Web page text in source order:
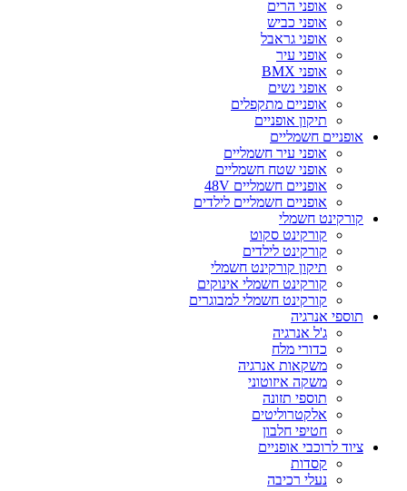
אופני הרים
אופני כביש
אופני גראבל
אופני עיר
אופני BMX
אופני נשים
אופניים מתקפלים
תיקון אופניים
אופניים חשמליים
אופני עיר חשמליים
אופני שטח חשמליים
אופניים חשמליים 48V
אופניים חשמליים לילדים
קורקינט חשמלי
קורקינט סקוט
קורקינט לילדים
תיקון קורקינט חשמלי
קורקינט חשמלי אינוקים
קורקינט חשמלי למבוגרים
תוספי אנרגיה
ג'ל אנרגיה
כדורי מלח
משקאות אנרגיה
משקה איזוטוני
תוספי תזונה
אלקטרוליטים
חטיפי חלבון
ציוד לרוכבי אופניים
קסדות
נעלי רכיבה